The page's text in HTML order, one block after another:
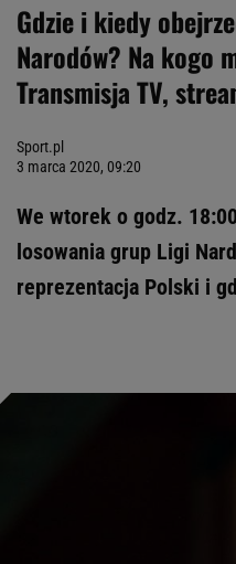
Gdzie i kiedy
Narodów? Na kogo
Transmisja TV,
Sport.pl
3 marca 2020, 09:20
We wtorek o godz.
losowania grup Ligi
reprezentacja Polski i